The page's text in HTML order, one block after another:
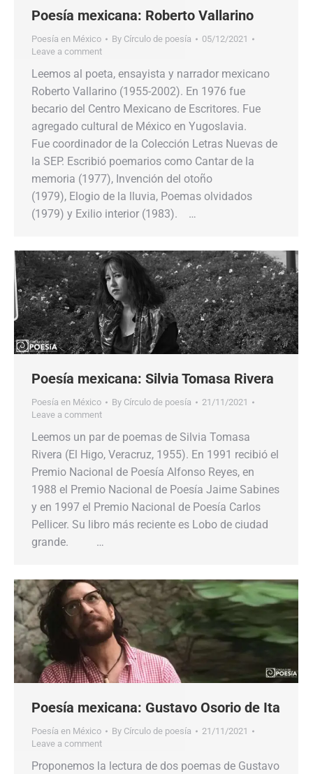
Poesía mexicana: Roberto Vallarino
Poesía en México By Círculo de poesía
05/12/2021
Leave a comment
Leemos al poeta, ensayista y narrador mexicano
Roberto Vallarino (1955-2002). En 1976 fue
becario del Centro Mexicano de Escritores. Fue
agregado cultural de México en Yugoslavia.
Fue coordinador de la Colección Letras Nuevas de
la SEP. Escribió poemarios como Cantar de la
memoria (1977), Invención del otoño
(1979), Elogio de la lluvia, Poemas olvidados
(1979) y Exilio interior (1983). …
Poesía mexicana: Silvia Tomasa Rivera
Poesía en México By Círculo de poesía
21/11/2021
Leave a comment
Leemos un par de poemas de Silvia Tomasa
Rivera (El Higo, Veracruz, 1955). En 1991 recibió el
Premio Nacional de Poesía Alfonso Reyes, en
1988 el Premio Nacional de Poesía Jaime Sabines
y en 1997 el Premio Nacional de Poesía Carlos
Pellicer. Su libro más reciente es Lobo de ciudad
grande. …
Poesía mexicana: Gustavo Osorio de Ita
Poesía en México By Círculo de poesía
21/11/2021
Leave a comment
Proponemos la lectura de dos poemas de Gustavo